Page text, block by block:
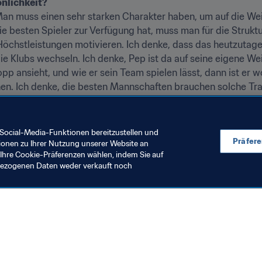
muss einen sehr starken Charakter haben, um auf die
besten Spieler zur Verfügung hat, muss man für die
motivieren. Ich denke, dass das
Klubs wechseln. Ich denke, Pep ist da auf seine eigene
ansieht, und wie er sein Team spielen lässt, dann ist er
Ich denke, die besten Mannschaften brauchen solche
auch dem Druck standhalten.
Media-Funktionen bereitzustellen und
zu Ihrer Nutzung unserer Website an
Cookie-Präferenzen wählen, indem Sie auf
Daten weder verkauft noch